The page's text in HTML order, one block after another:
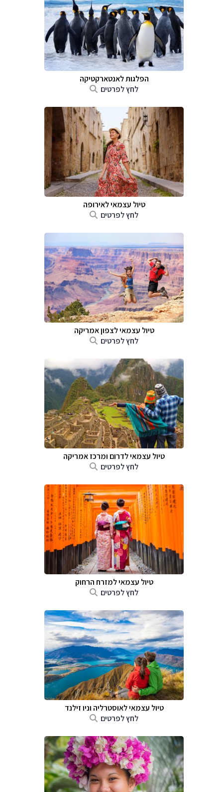
הפלגות לאנטארקטיקה
לחץ לפרטים
טיול עצמאי לאירופה
לחץ לפרטים
טיול עצמאי לצפון אמריקה
לחץ לפרטים
טיול עצמאי לדרום ומרכז אמריקה
לחץ לפרטים
טיול עצמאי למזרח הרחוק
לחץ לפרטים
טיול עצמאי לאוסטרליה וניו זילנד
לחץ לפרטים